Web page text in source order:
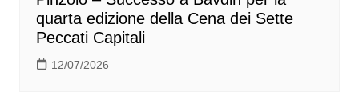
quarta edizione della Cena dei Sette
Peccati Capitali
12/07/2026